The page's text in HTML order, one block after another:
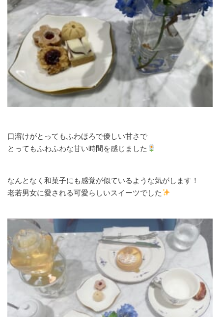
口溶けがとってもふわほろで優しい甘さで
とってもふわふわな甘い時間を感じました
なんとなく和菓子にも感覚が似ているような気がします！
老若男女に愛される可愛らしいスイーツでした